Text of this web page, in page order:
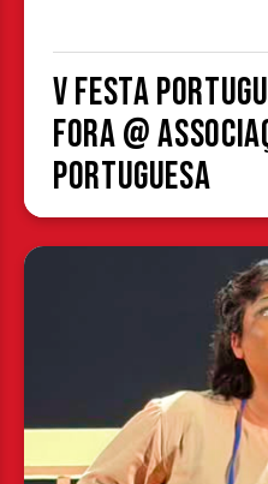
V Festa
Fora @
Portuguesa